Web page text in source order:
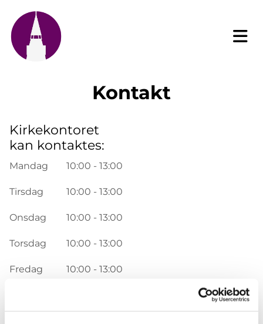
Kontakt
Kirkekontoret
kan kontaktes:
Mandag 10:00 - 13:00
Tirsdag 10:00 - 13:00
Onsdag 10:00 - 13:00
Torsdag 10:00 - 13:00
Fredag 10:00 - 13:00